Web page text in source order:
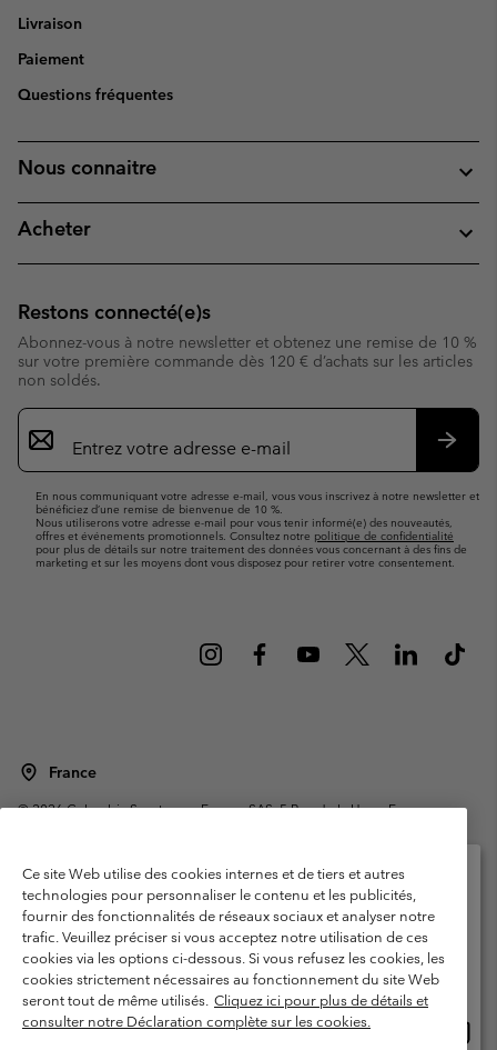
Livraison
Paiement
Questions fréquentes
Nous connaitre
Acheter
Restons connecté(e)s
Abonnez-vous à notre newsletter et obtenez une remise de 10 %
sur votre première commande dès 120 € d’achats sur les articles
non soldés.
Inscription
par
e-
En nous communiquant votre adresse e-mail, vous vous inscrivez à notre newsletter et
bénéficiez d’une remise de bienvenue de 10 %.
Nous utiliserons votre adresse e-mail pour vous tenir informé(e) des nouveautés,
offres et événements promotionnels. Consultez notre politique de confidentialité
pour plus de détails sur notre traitement des données vous concernant à des fins de
marketing et sur les moyens dont vous disposez pour retirer votre consentement.
France
©2026Columbia Sportswear Europe SAS. 5 Rue de la Haye, Espace
Garanties Légales
Politique de confidentialité
Conditions d'utilisation - Membres
Conditions D'utilisation - Contenu généré par l'utilisateur
Impressum
Cookies
Public CBCR
Ce site Web utilise des cookies internes et de tiers et autres
technologies pour personnaliser le contenu et les publicités,
fournir des fonctionnalités de réseaux sociaux et analyser notre
trafic. Veuillez préciser si vous acceptez notre utilisation de ces
cookies via les options ci-dessous. Si vous refusez les cookies, les
cookies strictement nécessaires au fonctionnement du site Web
seront tout de même utilisés. Cliquez ici pour plus de détails et
consulter notre Déclaration complète sur les cookies.
Veuillez sélectionner votre pays d’expédition et
votre langue
Achats en ligne disponibles
United States